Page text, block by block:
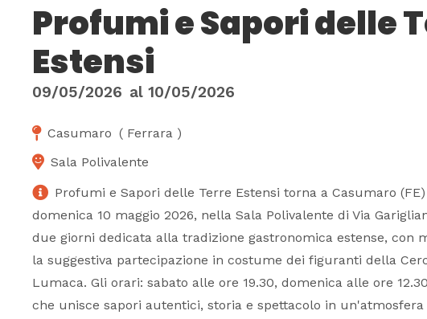
Profumi e Sapori delle
Estensi
09/05/2026 al 10/05/2026
Casumaro ( Ferrara )
Sala Polivalente
Profumi e Sapori delle Terre Estensi torna a Casumaro
domenica 10 maggio 2026, nella Sala Polivalente di Via
due giorni dedicata alla tradizione gastronomica estense, con
la suggestiva partecipazione in costume dei figuranti della
Lumaca. Gli orari: sabato alle ore 19.30, domenica alle ore
che unisce sapori autentici, storia e spettacolo in un'atmosfera